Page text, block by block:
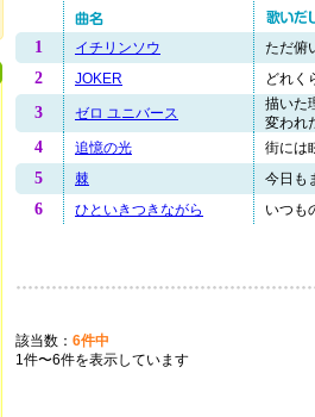
1 イチリンソウ ただ俯
2 JOKER どれく
3 ゼロ ユニバース
描いた
変われ
4 追憶の光 街には
5 棘 今日も
6 ひといきつきながら いつも
該当数： 6件中
1件〜6件を表示しています